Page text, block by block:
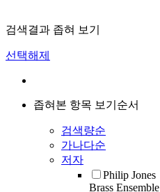
검색결과 좁혀 보기
선택해제
좁혀본 항목 보기순서
검색량순
가나다순
저자
Philip Jones
Brass Ensemble